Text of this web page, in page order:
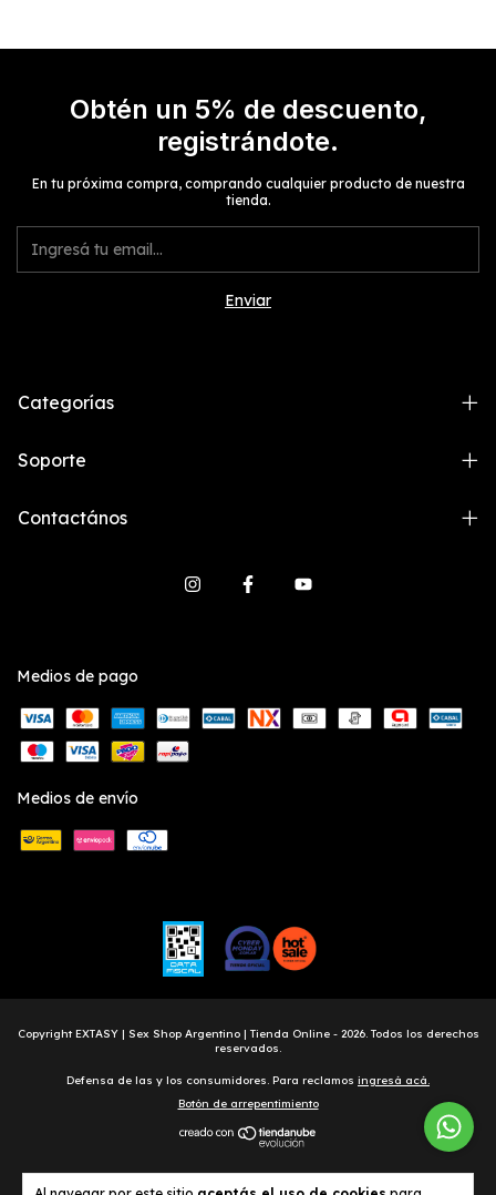
Obtén un 5% de descuento,
registrándote.
En tu próxima compra, comprando cualquier producto de nuestra
tienda.
Categorías
Soporte
Contactános
Medios de pago
Medios de envío
Copyright EXTASY | Sex Shop Argentino | Tienda Online - 2026. Todos los derechos
reservados.
Defensa de las y los consumidores. Para reclamos ingresá acá.
Botón de arrepentimiento